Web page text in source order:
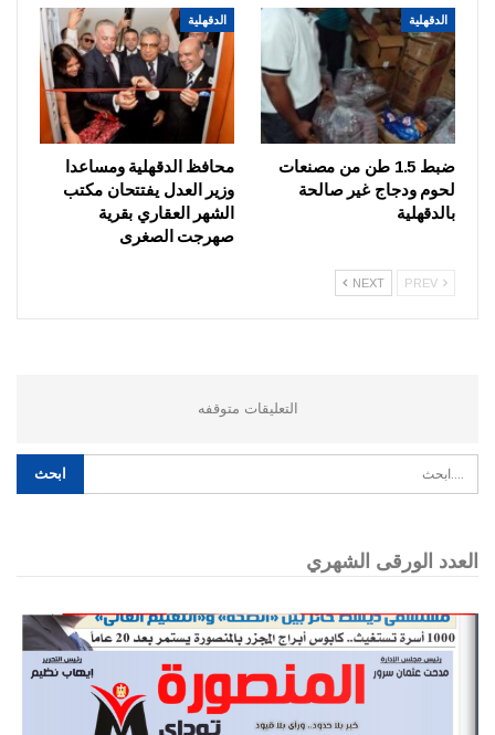
الدقهلية
ضبط 1.5 طن من مصنعات
لحوم ودجاج غير صالحة
بالدقهلية
الدقهلية
محافظ الدقهلية ومساعدا
وزير العدل يفتتحان مكتب
الشهر العقاري بقرية
صهرجت الصغرى
NEXT
التعليقات متوقفه
العدد الورقى الشهري